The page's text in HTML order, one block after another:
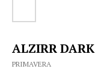
ALZIRR DARK
PRIMAVERA